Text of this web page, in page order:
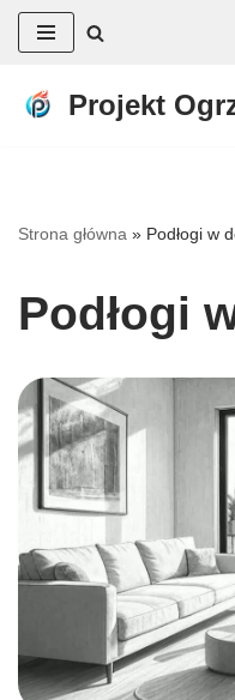
do
Projekt
Strona główna » Podłogi w
Podłogi